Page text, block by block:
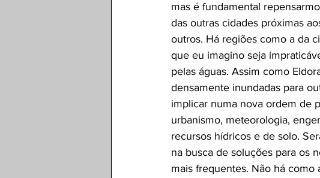
mas é fundamental
das outras cidades próximas
outros. Há regiões como a da
que eu imagino seja
pelas águas. Assim como
densamente inundadas para
implicar numa nova ordem de
urbanismo, meteorologia,
recursos hídricos e de solo.
na busca de soluções para os
mais frequentes. Não há como